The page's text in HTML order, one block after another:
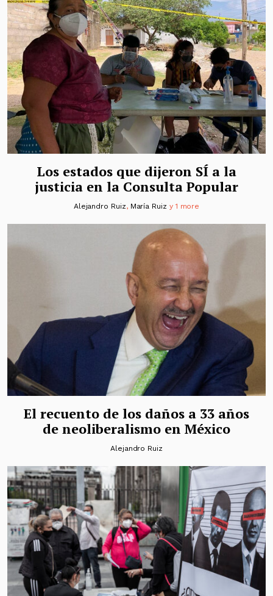
Los estados que dijeron SÍ a la
justicia en la Consulta Popular
Alejandro Ruiz, María Ruiz y 1 more
El recuento de los daños a 33 años
de neoliberalismo en México
Alejandro Ruiz